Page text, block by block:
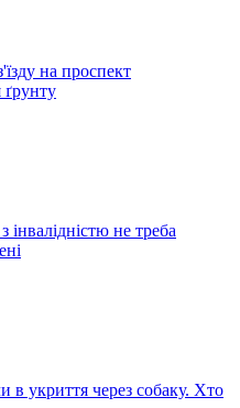
на проспект
ґрунту
інвалідністю не треба
в укриття через собаку. Хто